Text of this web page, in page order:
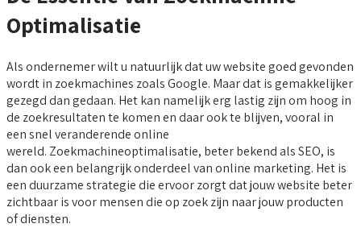
Optimalisatie
Als ondernemer wilt u natuurlijk dat uw website goed gevonden
wordt in zoekmachines zoals Google. Maar dat is gemakkelijker
gezegd dan gedaan. Het kan namelijk erg lastig zijn om hoog in
de zoekresultaten te komen en daar ook te blijven, vooral in
een snel veranderende online
wereld. Zoekmachineoptimalisatie, beter bekend als SEO, is
dan ook een belangrijk onderdeel van online marketing. Het is
een duurzame strategie die ervoor zorgt dat jouw website beter
zichtbaar is voor mensen die op zoek zijn naar jouw producten
of diensten.